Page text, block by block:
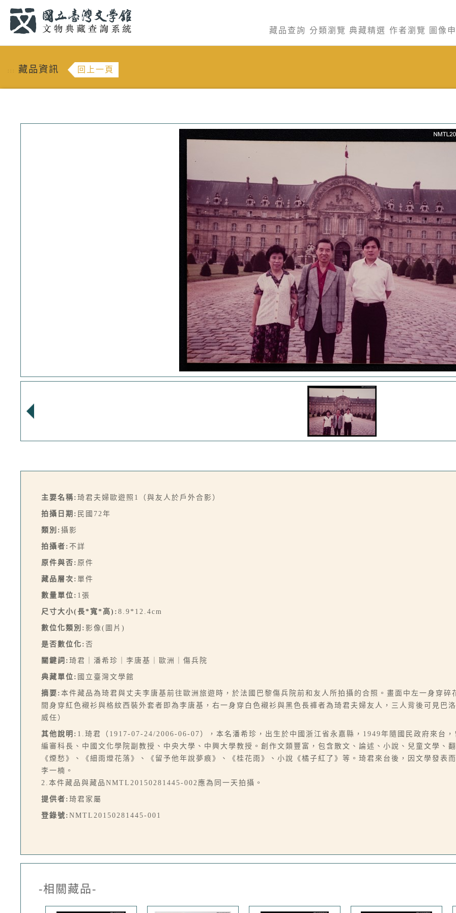
藏品查詢 分類瀏覽 典藏精選 作者瀏覽 圖像
::: 藏品資訊 回上一頁
主要名稱: 琦君夫婦歐遊照1（與友人於戶外合影）
拍攝日期: 民國72年
類別: 攝影
拍攝者: 不詳
原件與否: 原件
藏品層次: 單件
數量單位: 1張
尺寸大小(長*寬*高): 8.9*12.4cm
數位化類別: 影像(圖片)
是否數位化: 否
關鍵詞: 琦君｜潘希珍｜李唐基｜歐洲｜傷兵院
典藏單位: 國立臺灣文學館
摘要: 本件藏品為琦君與丈夫李唐基前往歐洲旅遊時，於法國巴黎傷兵院前和友人所拍攝的合照。畫面中左一身穿
間身穿紅色襯衫與格紋西裝外套者即為李唐基，右一身穿白色襯衫與黑色長褲者為琦君夫婦友人，三人背後可見巴
威任）
其他說明: 1.琦君（1917-07-24/2006-06-07），本名潘希珍，出生於中國浙江省永嘉縣，1949年隨國民政府來台
編審科長、中國文化學院副教授、中央大學、中興大學教授。創作文類豐富，包含散文、論述、小說、兒童文學、
《煙愁》、《細雨燈花落》、《留予他年說夢痕》、《桂花雨》、小說《橘子紅了》等。琦君來台後，因文學發表
李一楠。
2.本件藏品與藏品NMTL20150281445-002應為同一天拍攝。
提供者: 琦君家屬
登錄號: NMTL20150281445-001
-相關藏品-